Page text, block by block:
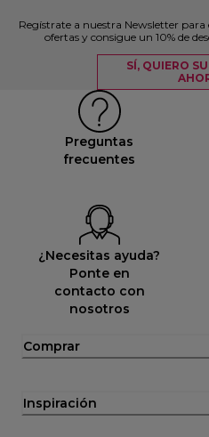
Regístrate a nuestra Newsletter para
ofertas y consigue un 10% de
SÍ, QUIERO
Preguntas
frecuentes
¿Necesitas ayuda?
Ponte en
contacto con
nosotros
Comprar
Inspiración